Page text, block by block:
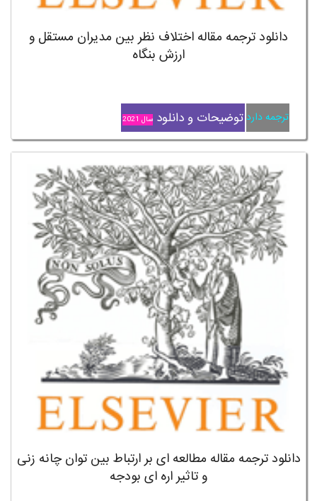
دانلود ترجمه مقاله اختلاف نظر بین مدیران مستقل و
ارزش بنگاه
ترجمه دارد توضیحات و دانلود سال 2021
دانلود ترجمه مقاله مطالعه ای بر ارتباط بین توان چانه زنی
و تاثیر اره ای بودجه